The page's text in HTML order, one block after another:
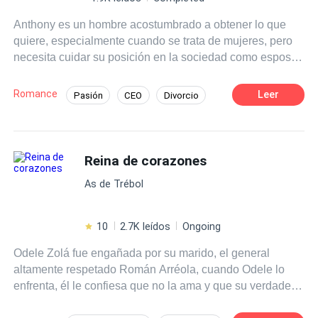
Anthony es un hombre acostumbrado a obtener lo que
quiere, especialmente cuando se trata de mujeres, pero
necesita cuidar su posición en la sociedad como esposo
desata sus ambiciones, provocando el fin de su
matrimonio. Cuando su ex esposa intenta rehacer su
venganza.
Romance Pasión CEO Divorcio Leer
Reina de corazones
As de Trébol
10 2.7K leídos Ongoing
Odele Zolá fue engañada por su marido, el general
altamente respetado Román Arréola, cuando Odele lo
enfrenta, él le confiesa que no la ama y que su verdadero